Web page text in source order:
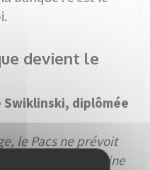
devient le
Swiklinski, diplômée
le Pacs ne prévoit
du patrimoine